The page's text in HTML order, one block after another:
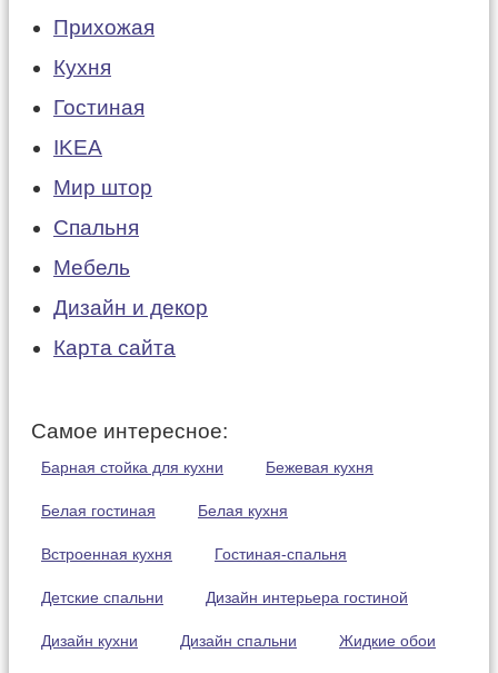
Прихожая
Кухня
Гостиная
IKEA
Мир штор
Спальня
Мебель
Дизайн и декор
Карта сайта
Самое интересное:
Барная стойка для кухни Бежевая кухня
Белая гостиная Белая кухня
Встроенная кухня Гостиная-спальня
Детские спальни Дизайн интерьера гостиной
Дизайн кухни Дизайн спальни Жидкие обои